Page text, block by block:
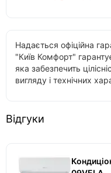
Надається офіційна
"Київ Комфорт"
яка забезпечить
вигляду і технічних
Відгуки